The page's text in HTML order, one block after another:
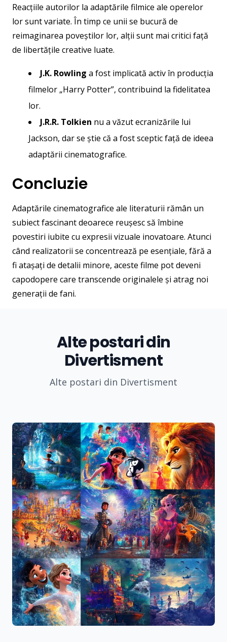
Reacțiile autorilor la adaptările filmice ale operelor
lor sunt variate. În timp ce unii se bucură de
reimaginarea poveștilor lor, alții sunt mai critici față
de libertățile creative luate.
J.K. Rowling a fost implicată activ în producția
filmelor „Harry Potter”, contribuind la fidelitatea
lor.
J.R.R. Tolkien nu a văzut ecranizările lui
Jackson, dar se știe că a fost sceptic față de ideea
adaptării cinematografice.
Concluzie
Adaptările cinematografice ale literaturii rămân un
subiect fascinant deoarece reușesc să îmbine
povestiri iubite cu expresii vizuale inovatoare. Atunci
când realizatorii se concentrează pe esențiale, fără a
fi atașați de detalii minore, aceste filme pot deveni
capodopere care transcende originalele și atrag noi
generații de fani.
Alte postari din
Divertisment
Alte postari din Divertisment